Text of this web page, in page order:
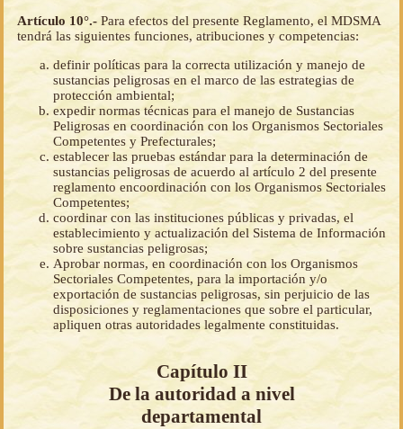
Artículo 10°.- Para efectos del presente Reglamento, el MDSMA
tendrá las siguientes funciones, atribuciones y competencias:
definir políticas para la correcta utilización y manejo de
sustancias peligrosas en el marco de las estrategias de
protección ambiental;
expedir normas técnicas para el manejo de Sustancias
Peligrosas en coordinación con los Organismos Sectoriales
Competentes y Prefecturales;
establecer las pruebas estándar para la determinación de
sustancias peligrosas de acuerdo al artículo 2 del presente
reglamento encoordinación con los Organismos Sectoriales
Competentes;
coordinar con las instituciones públicas y privadas, el
establecimiento y actualización del Sistema de Información
sobre sustancias peligrosas;
Aprobar normas, en coordinación con los Organismos
Sectoriales Competentes, para la importación y/o
exportación de sustancias peligrosas, sin perjuicio de las
disposiciones y reglamentaciones que sobre el particular,
apliquen otras autoridades legalmente constituidas.
Capítulo II
De la autoridad a nivel
departamental